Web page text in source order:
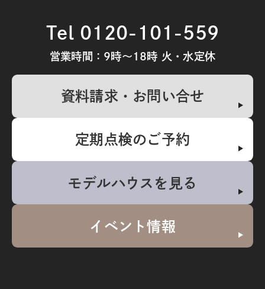
Tel 0120-101-559
営業時間：9時～18時 火・水定休
資料請求・お問い合せ
定期点検のご予約
モデルハウスを見る
イベント情報